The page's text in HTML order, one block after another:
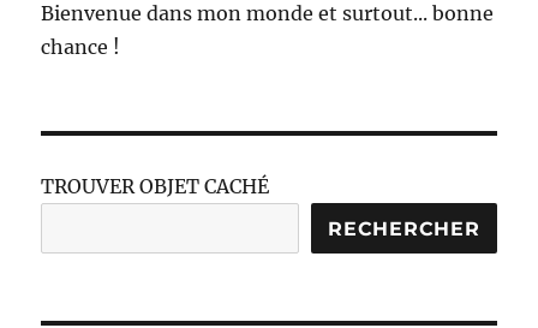
Bienvenue dans mon monde et surtout... bonne
chance !
TROUVER OBJET CACHÉ
RECHERCHER